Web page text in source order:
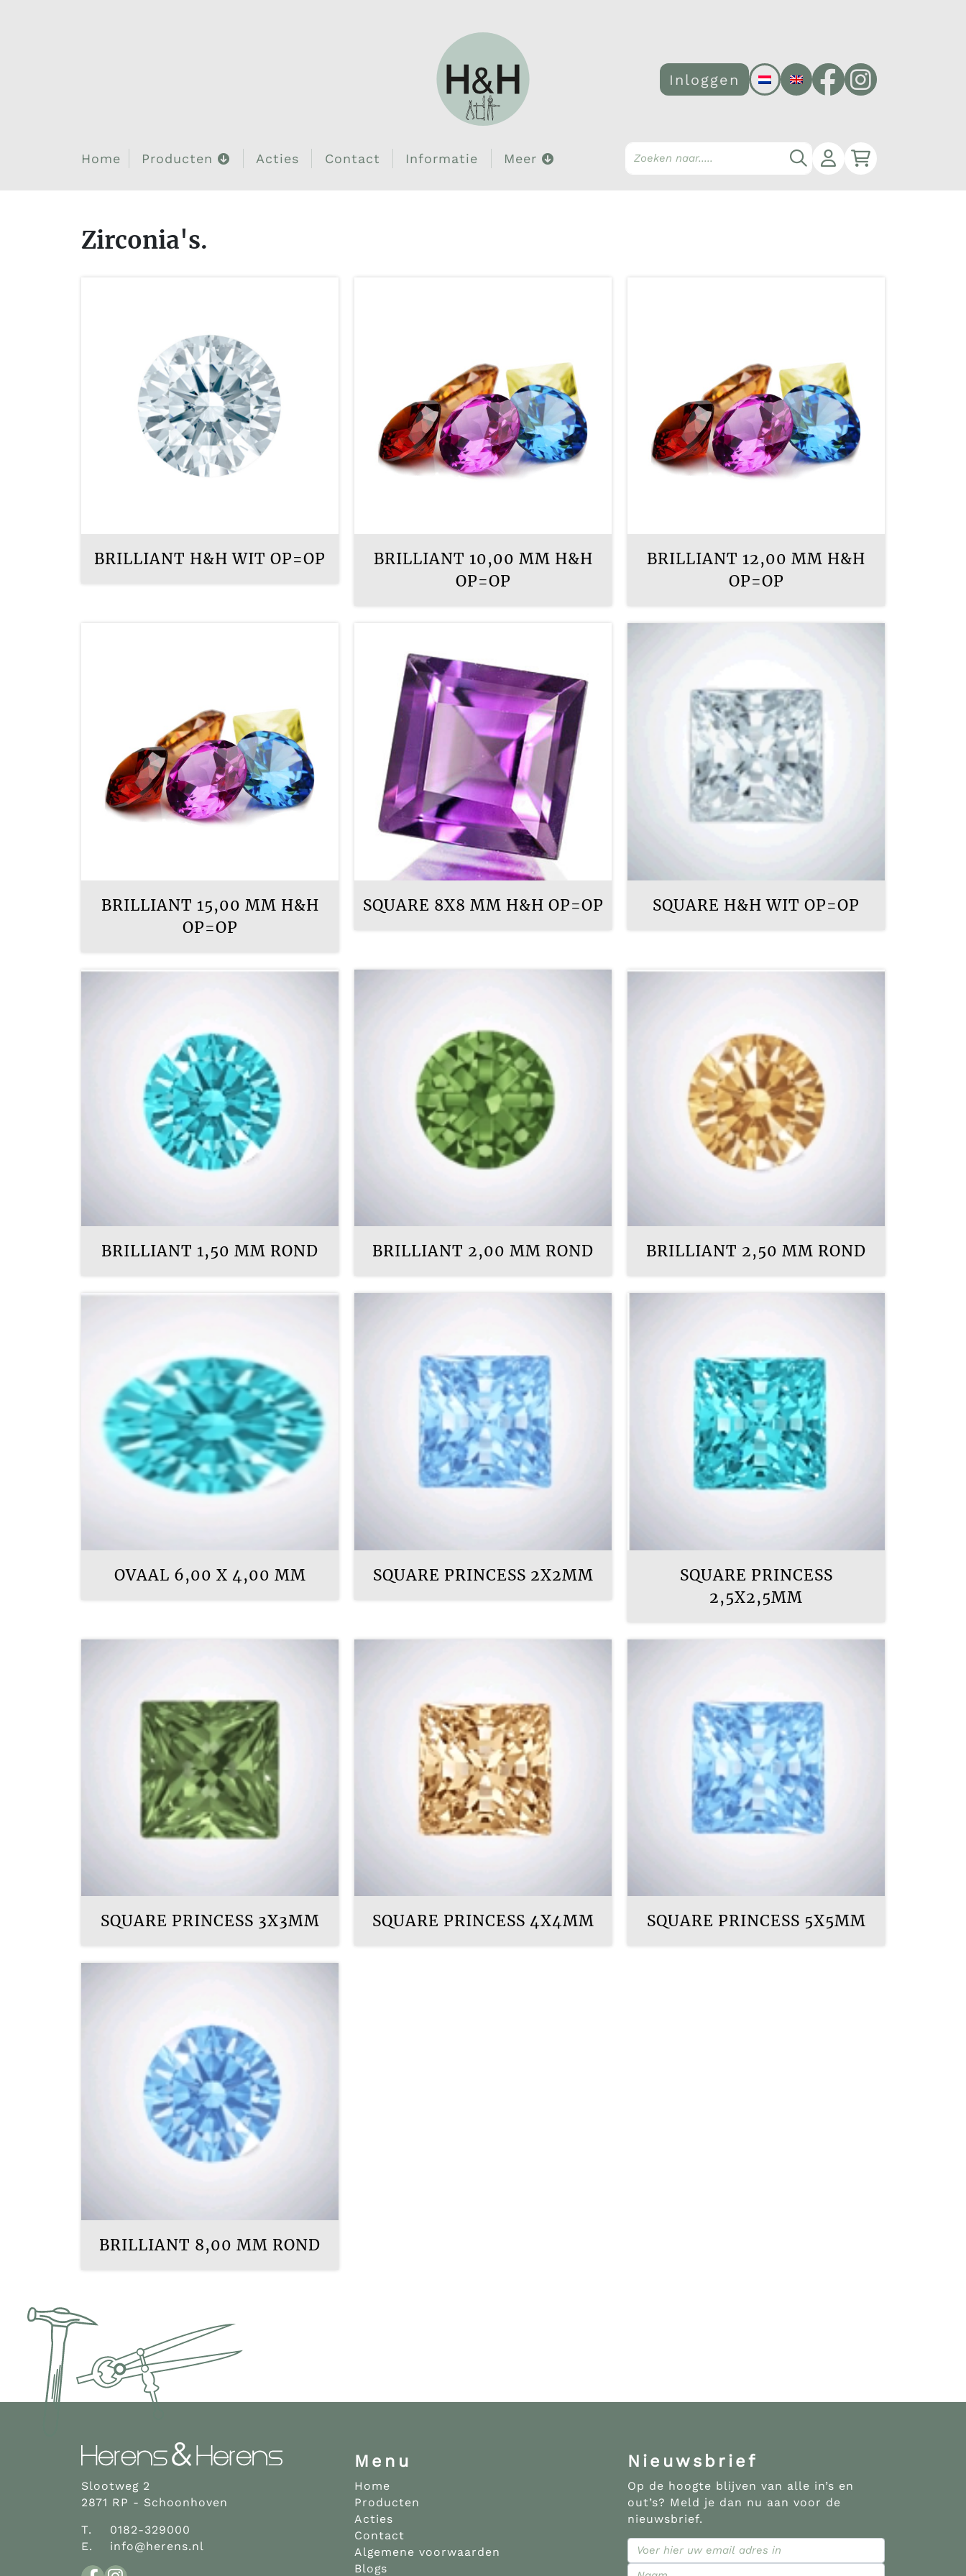
Inloggen FacebookInstagram
Home Producten Acties Contact Informatie Meer AccountWinkelwagen
Zirconia's.
BRILLIANT H&H WIT OP=OP
BRILLIANT 10,00 MM H&H
OP=OP
BRILLIANT 12,00 MM H&H
OP=OP
BRILLIANT 15,00 MM H&H
OP=OP
SQUARE 8X8 MM H&H OP=OP SQUARE H&H WIT OP=OP
BRILLIANT 1,50 MM ROND BRILLIANT 2,00 MM ROND BRILLIANT 2,50 MM ROND
OVAAL 6,00 X 4,00 MM SQUARE PRINCESS 2X2MM
SQUARE PRINCESS
2,5X2,5MM
SQUARE PRINCESS 3X3MM SQUARE PRINCESS 4X4MM SQUARE PRINCESS 5X5MM
BRILLIANT 8,00 MM ROND
Nieuwsbrief
Menu
Op de hoogte blijven van alle in’s en
out’s? Meld je dan nu aan voor de
nieuwsbrief.
Home
Producten
Acties
Contact
Algemene voorwaarden
Blogs
Slootweg 2
2871 RP - Schoonhoven
T.
0182-329000
E.
info@herens.nl
Facebook
Instagram